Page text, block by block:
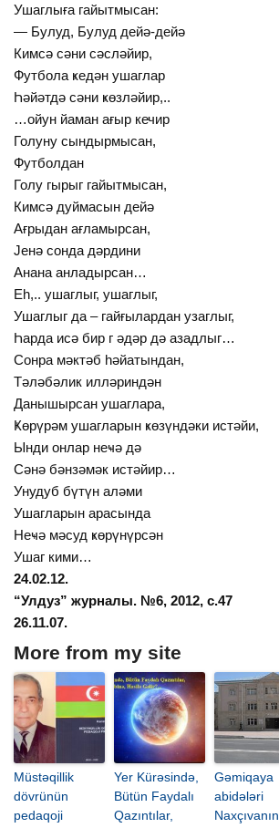
Ушаглыға гайытмысан:
— Булуд, Булуд дейә-дейә
Кимсә сәни сәсләйир,
Футбола ҝедән ушаглар
Һәйәтдә сәни ҝөзләйир,..
…ойун йаман ағыр кечир
Голуну сындырмысан,
Футболдан
Голу гырыг гайытмысан,
Кимсә дуймасын дейә
Ағрыдан ағламырсан,
Јенә сонда дәрдини
Анана анладырсан…
Еһ,.. ушаглыг, ушаглыг,
Ушаглыг да – гайғылардан узаглыг,
Һарда исә бир г әдәр дә азадлыг…
Сонра мәктәб һәйатындан,
Тәләбәлик илләриндән
Данышырсан ушаглара,
Ҝөрүрәм ушагларын ҝөзүндәки истәйи,
Ынди онлар неҹә дә
Сәнә бәнзәмәк истәйир…
Унудуб бүтүн аләми
Ушагларын арасында
Неҹә мәсуд ҝөрүнүрсән
Ушаг кими…
24.02.12.
“Улдуз” журналы. №6, 2012, с.47
26.11.07.
More from my site
Müstəqillik
dövrünün
pedaqoji
Yer Kürəsində,
Bütün Faydalı
Qazıntılar,
Gəmiqaya
abidələri
Naxçıvanın